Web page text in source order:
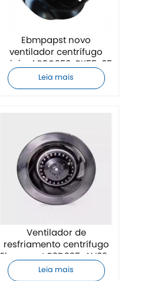
Ebmpapst novo
ventilador centrífugo
original R3G250-RK55-05
Leia mais
Ventilador de
resfriamento centrífugo
Ebmpapst R2D225-AV02-
11.
Leia mais